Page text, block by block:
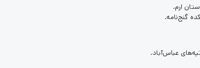
ارم.
گنج‌نامه.
عباس‌آباد.